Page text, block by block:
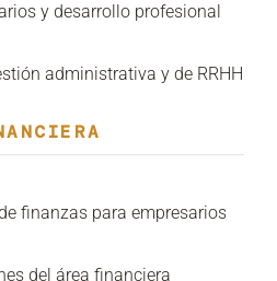
y desarrollo profesional
administrativa y de RRHH
finanzas para empresarios
del área financiera